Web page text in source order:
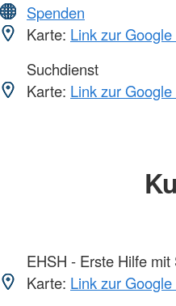
Spenden
Karte: Link zur
Suchdienst
Karte: Link zur
EHSH - Erste Hilfe
Karte: Link zur